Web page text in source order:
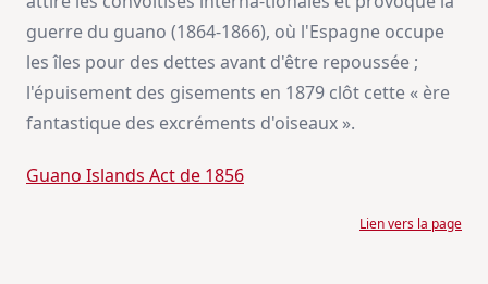
guerre du guano (1864-1866), où l'Espagne occupe
les îles pour des dettes avant d'être repoussée ;
l'épuisement des gisements en 1879 clôt cette « ère
fantastique des excréments d'oiseaux ».
Guano Islands Act de 1856
Lien vers la page